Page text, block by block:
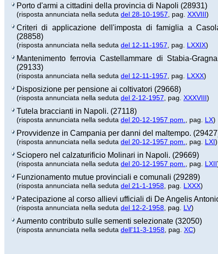
Porto d'armi a cittadini della provincia di Napoli (28931)
(risposta annunciata nella seduta del 28-10-1957 , pag. XXVIII)
Criteri di applicazione dell'imposta di famiglia a
(28858)
(risposta annunciata nella seduta del 12-11-1957 , pag. LXXIX)
Mantenimento ferrovia Castellammare di Stabia-
(29133)
(risposta annunciata nella seduta del 12-11-1957 , pag. LXXX)
Disposizione per pensione ai coltivatori (29668)
(risposta annunciata nella seduta del 2-12-1957 , pag. XXXVIII)
Tutela braccianti in Napoli. (27118)
(risposta annunciata nella seduta del 20-12-1957 pom. , pag. LX)
Provvidenze in Campania per danni del maltempo.
(risposta annunciata nella seduta del 20-12-1957 pom. , pag. LXI)
Sciopero nel calzaturificio Molinari in Napoli. (29669)
(risposta annunciata nella seduta del 20-12-1957 pom. , pag. LXII
Funzionamento mutue provinciali e comunali (29289)
(risposta annunciata nella seduta del 21-1-1958 , pag. LXXX)
Patecipazione al corso allievi ufficiali di De Angelis
(risposta annunciata nella seduta del 12-2-1958 , pag. LV)
Aumento contributo sulle sementi selezionate (32050)
(risposta annunciata nella seduta dell'11-3-1958 , pag. XC)